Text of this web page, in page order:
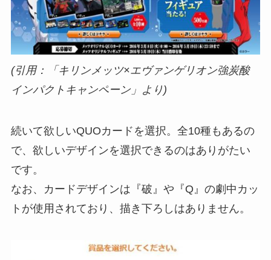
(引用：「キリンメッツ×エヴァンゲリオン強炭酸
インパクトキャンペーン」より)
続いて欲しいQUOカードを選択。全10種もあるの
で、欲しいデザインを選択できるのはありがたい
です。
なお、カードデザインは『破』や『Q』の劇中カッ
トが使用されており、描き下ろしはありません。